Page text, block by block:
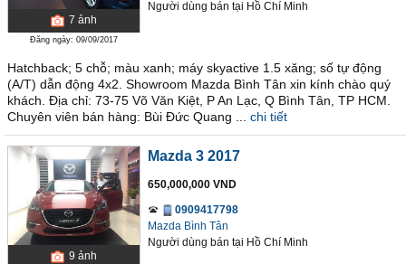
7 ảnh
Đăng ngày: 09/09/2017
Người dùng bán tại Hồ Chí Minh
Hatchback; 5 chỗ; màu xanh; máy skyactive 1.5 xăng; số tự động
(A/T) dẫn động 4x2. Showroom Mazda Bình Tân xin kính chào quý
khách. Địa chỉ: 73-75 Võ Văn Kiệt, P An Lạc, Q Bình Tân, TP HCM.
Chuyên viên bán hàng: Bùi Đức Quang ...
chi tiết
9 ảnh
Mazda 3 2017
650,000,000 VND
0909417798
Mazda Bình Tân
Người dùng bán tại Hồ Chí Minh